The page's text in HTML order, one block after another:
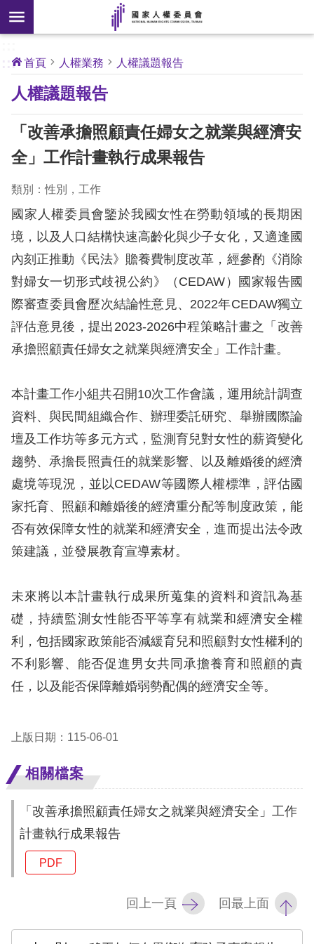
前往主要內容區塊
搜
尋
開
新
核
心
人
權
公
約
於
本
會
最
新
消
息
人
業
務
心
人
權
公
情
申
訴
人
權
庫
無
障
礙
捷
:::
首頁 人權業務 人權議題報告
人權議題報告
「改善承擔照顧責任婦女之就業與經濟安
全」工作計畫執行成果報告
類別：性別，工作
國家人權委員會鑒於我國女性在勞動領域的長期困
境，以及人口結構快速高齡化與少子女化，又適逢國
內刻正推動《民法》贍養費制度改革，經參酌《消除
對婦女一切形式歧視公約》（CEDAW）國家報告國
際審查委員會歷次結論性意見、2022年CEDAW獨立
評估意見後，提出2023-2026中程策略計畫之「改善
承擔照顧責任婦女之就業與經濟安全」工作計畫。
本計畫工作小組共召開10次工作會議，運用統計調查
資料、與民間組織合作、辦理委託研究、舉辦國際論
壇及工作坊等多元方式，監測育兒對女性的薪資變化
趨勢、承擔長照責任的就業影響、以及離婚後的經濟
處境等現況，並以CEDAW等國際人權標準，評估國
家托育、照顧和離婚後的經濟重分配等制度政策，能
否有效保障女性的就業和經濟安全，進而提出法令政
策建議，並發展教育宣導素材。
未來將以本計畫執行成果所蒐集的資料和資訊為基
礎，持續監測女性能否平等享有就業和經濟安全權
利，包括國家政策能否減緩育兒和照顧對女性權利的
不利影響、能否促進男女共同承擔養育和照顧的責
任，以及能否保障離婚弱勢配偶的經濟安全等。
上版日期：115-06-01
相關檔案
「改善承擔照顧責任婦女之就業與經濟安全」工作
計畫執行成果報告
PDF
回上一頁 回最上面